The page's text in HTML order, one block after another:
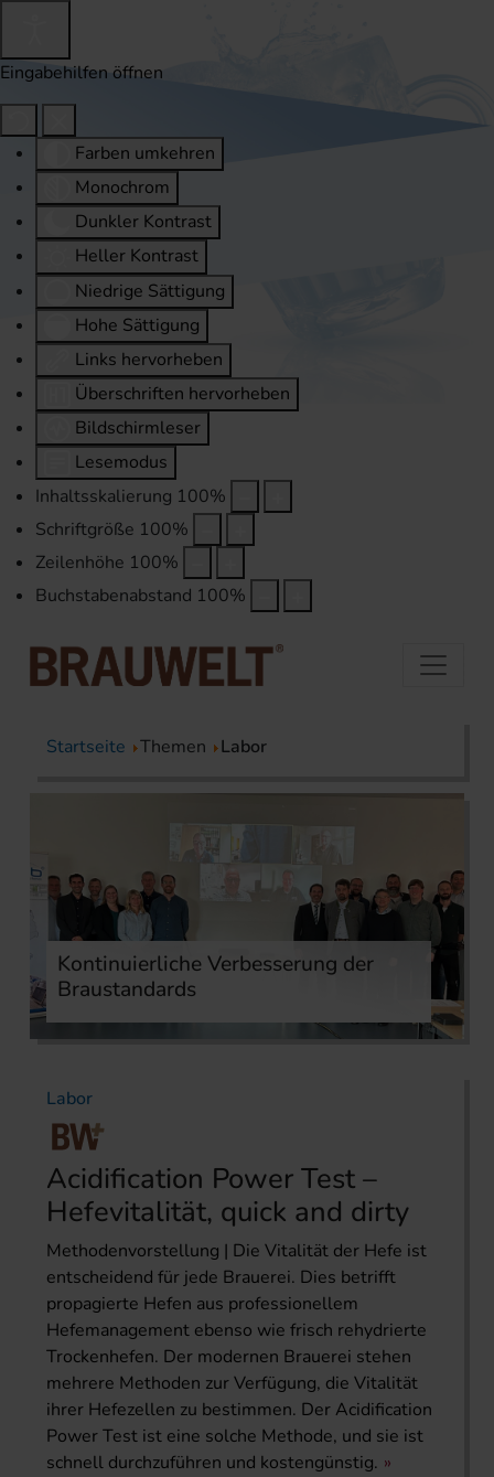
Eingabehilfen öffnen
Farben umkehren
Monochrom
Dunkler Kontrast
Heller Kontrast
Niedrige Sättigung
Hohe Sättigung
Links hervorheben
Überschriften hervorheben
Bildschirmleser
Lesemodus
Inhaltsskalierung 100%
Schriftgröße 100%
Zeilenhöhe 100%
Buchstabenabstand 100%
Startseite Themen Labor
Kontinuierliche Verbesserung der
Braustandards
Labor
Acidification Power Test –
Hefevitalität, quick and dirty
Methodenvorstellung | Die Vitalität der Hefe ist
entscheidend für jede Brauerei. Dies betrifft
propagierte Hefen aus professionellem
Hefemanagement ebenso wie frisch rehydrierte
Trockenhefen. Der modernen Brauerei stehen
mehrere Methoden zur Verfügung, die Vitalität
ihrer Hefezellen zu bestimmen. Der Acidification
Power Test ist eine solche Methode, und sie ist
schnell durchzuführen und kostengünstig.